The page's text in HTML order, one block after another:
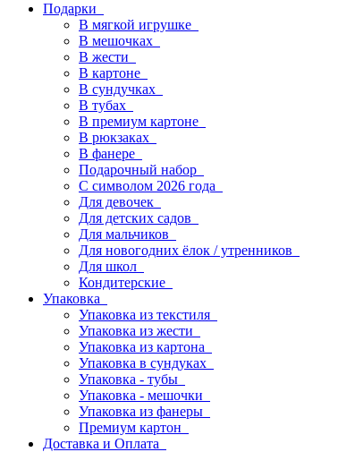
Подарки
В мягкой игрушке
В мешочках
В жести
В картоне
В сундучках
В тубах
В премиум картоне
В рюкзаках
В фанере
Подарочный набор
С символом 2026 года
Для девочек
Для детских садов
Для мальчиков
Для новогодних ёлок / утренников
Для школ
Кондитерские
Упаковка
Упаковка из текстиля
Упаковка из жести
Упаковка из картона
Упаковка в сундуках
Упаковка - тубы
Упаковка - мешочки
Упаковка из фанеры
Премиум картон
Доставка и Оплата